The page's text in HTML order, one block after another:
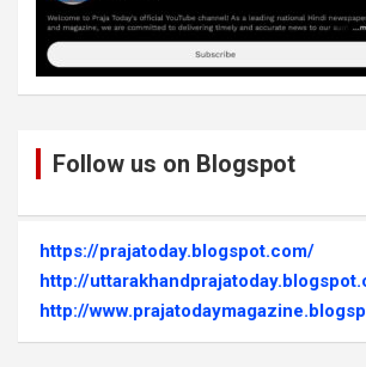
Follow us on Blogspot
https://prajatoday.blogspot.com/
http://
http://